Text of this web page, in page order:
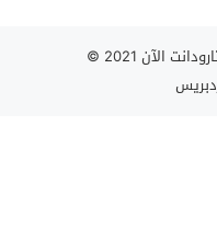
الآن 2021 ©